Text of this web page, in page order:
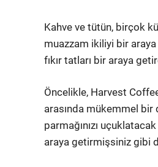
Kahve ve tütün, birçok
muazzam ikiliyi bir araya
fıkır tatları bir araya
Öncelikle, Harvest
arasında mükemmel
parmağınızı
araya getirmişsiniz gibi